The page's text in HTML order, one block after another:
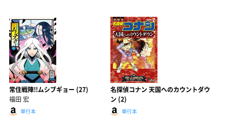
常住戦陣!!ムシブギョー (27)
福田 宏
単行本
名探偵コナン 天国へのカウントダウ
ン (2)
単行本